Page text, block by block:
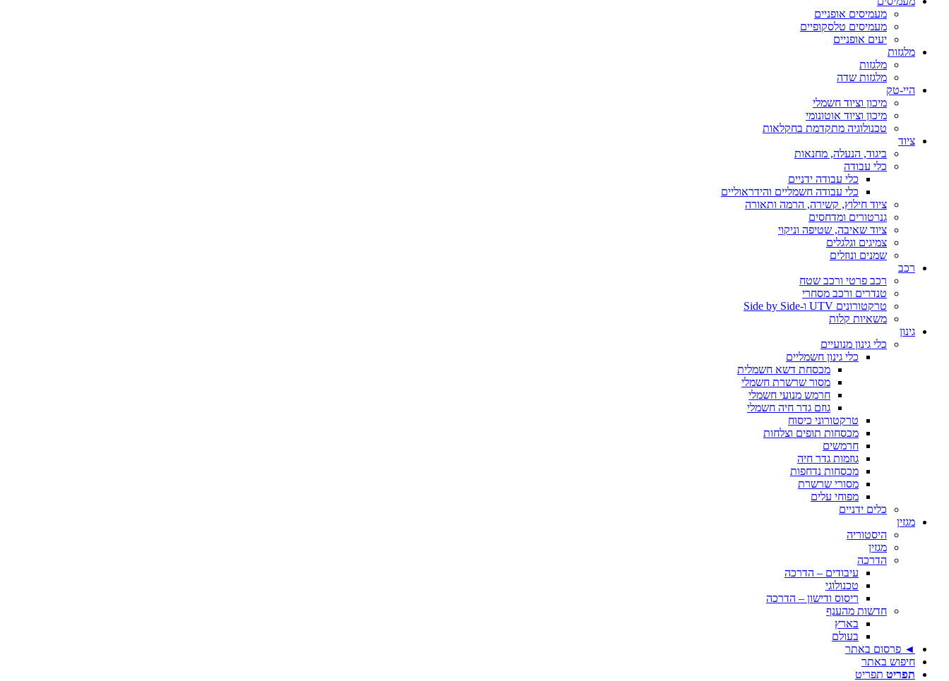
מעמיסים אופניים
מעמיסים טלסקופיים
יעים אופניים
מלגזות
מלגזות
מלגזות שדה
היי-טק
מיכון וציוד חשמלי
מיכון וציוד אוטונומי
טכנולוגיה מתקדמת בחקלאות
ציוד
ביגוד, הנעלה, מחנאות
כלי עבודה
כלי עבודה ידניים
כלי עבודה חשמליים והידראוליים
ציוד חילוץ, קשירה, הרמה ותאורה
גנרטורים ומדחסים
ציוד שאיבה, שטיפה וניקוי
צמיגים וגלגלים
שמנים ונוזלים
רכב
רכב פרטי ורכב שטח
טנדרים ורכב מסחרי
טרקטורונים UTV ו-Side by Side
משאיות קלות
גינון
כלי גינון מנועיים
כלי גינון חשמליים
מכסחת דשא חשמלית
מסור שרשרת חשמלי
חרמש מנועי חשמלי
גוזם גדר חיה חשמלי
טרקטורוני כיסוח
מכסחות תופים וצלחות
חרמשים
גוזמות גדר חיה
מכסחות נדחפות
מסורי שרשרת
מפוחי עלים
כלים ידניים
מגזין
היסטוריה
מגזין
הדרכה
עיבודים – הדרכה
טכנולוגי
ריסוס ודישון – הדרכה
חדשות מהענף
בארץ
בעולם
◄ פרסום באתר
חיפוש באתר
תפריט תפריט